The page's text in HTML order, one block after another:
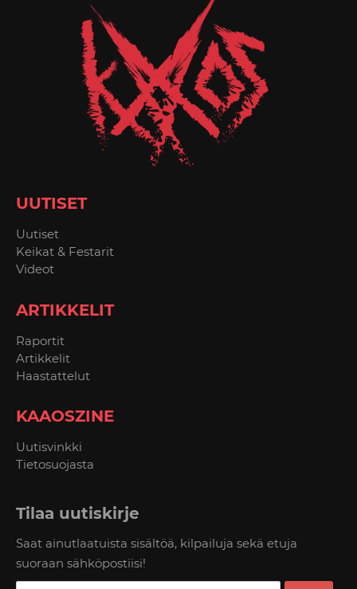
UUTISET
Uutiset
Keikat & Festarit
Videot
ARTIKKELIT
Raportit
Artikkelit
Haastattelut
KAAOSZINE
Uutisvinkki
Tietosuojasta
Tilaa uutiskirje
Saat ainutlaatuista sisältöä, kilpailuja sekä etuja
suoraan sähköpostiisi!